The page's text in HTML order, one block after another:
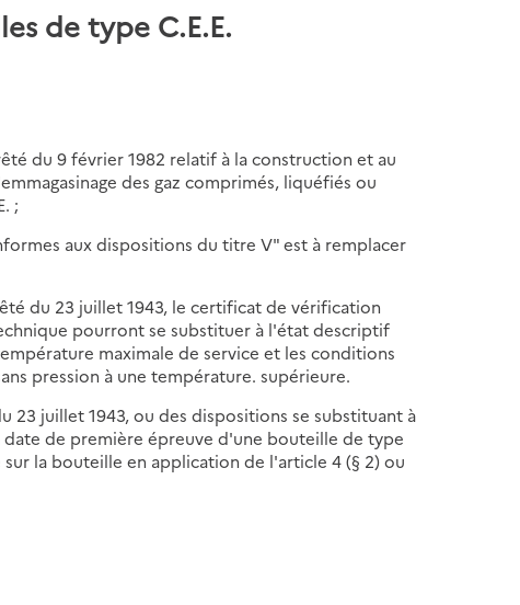
de type C.E.E.
du 9 février 1982 relatif à la construction et au
des gaz comprimés, liquéfiés ou
;
aux dispositions du titre V" est à remplacer
du 23 juillet 1943, le certificat de vérification
pourront se substituer à l'état descriptif
maximale de service et les conditions
pression à une température. supérieure.
23 juillet 1943, ou des dispositions se substituant à
de première épreuve d'une bouteille de type
la bouteille en application de l'article 4 (§ 2) ou